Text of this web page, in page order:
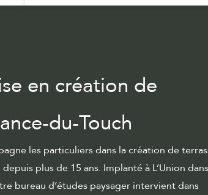
en création de
du-Touch
les particuliers dans lacréation de
plus de 15 ans. Implanté à L’Union dans
bureau d’études paysager intervient dans